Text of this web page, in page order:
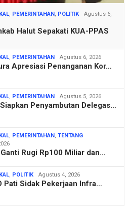
, PEMERINTAHAN, POLITIK
Agustus 6,
Halut Sepakati KUA-PPAS
, PEMERINTAHAN Agustus 6, 2026
Apresiasi Penanganan Kor…
, PEMERINTAHAN Agustus 5, 2026
Penyambutan Delegas…
, PEMERINTAHAN, TENTANG
Rugi Rp100 Miliar dan…
, POLITIK Agustus 4, 2026
Pati Sidak Pekerjaan Infra…